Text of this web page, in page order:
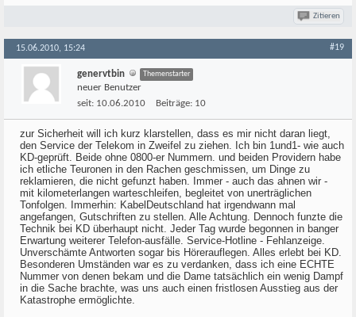
Zitieren
15.06.2010, 15:24 #19
genervtbin Themenstarter
neuer Benutzer
seit: 10.06.2010 Beiträge: 10
zur Sicherheit will ich kurz klarstellen, dass es mir nicht daran liegt,
den Service der Telekom in Zweifel zu ziehen. Ich bin 1und1- wie auch
KD-geprüft. Beide ohne 0800-er Nummern. und beiden Providern habe
ich etliche Teuronen in den Rachen geschmissen, um Dinge zu
reklamieren, die nicht gefunzt haben. Immer - auch das ahnen wir -
mit kilometerlangen warteschleifen, begleitet von unerträglichen
Tonfolgen. Immerhin: KabelDeutschland hat irgendwann mal
angefangen, Gutschriften zu stellen. Alle Achtung. Dennoch funzte die
Technik bei KD überhaupt nicht. Jeder Tag wurde begonnen in banger
Erwartung weiterer Telefon-ausfälle. Service-Hotline - Fehlanzeige.
Unverschämte Antworten sogar bis Hörerauflegen. Alles erlebt bei KD.
Besonderen Umständen war es zu verdanken, dass ich eine ECHTE
Nummer von denen bekam und die Dame tatsächlich ein wenig Dampf
in die Sache brachte, was uns auch einen fristlosen Ausstieg aus der
Katastrophe ermöglichte.